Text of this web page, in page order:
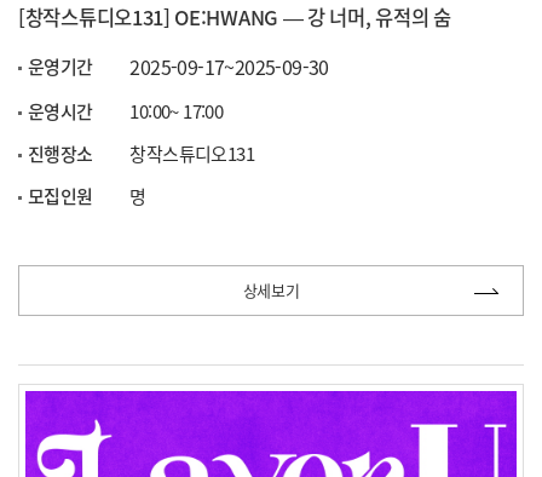
[창작스튜디오131] OE:HWANG ― 강 너머, 유적의 숨
운영기간 2025-09-17~2025-09-30
운영시간
10:00~ 17:00
진행장소
창작스튜디오131
모집인원
명
상세보기